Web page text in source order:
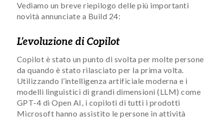
Vediamo un breve riepilogo delle più importanti
novità annunciate a Build 24:
L’evoluzione di Copilot
Copilot è stato un punto di svolta per molte persone
da quando è stato rilasciato per la prima volta.
Utilizzando l’intelligenza artificiale moderna e i
modelli linguistici di grandi dimensioni (LLM) come
GPT-4 di Open AI, i copiloti di tutti i prodotti
Microsoft hanno assistito le persone in attività